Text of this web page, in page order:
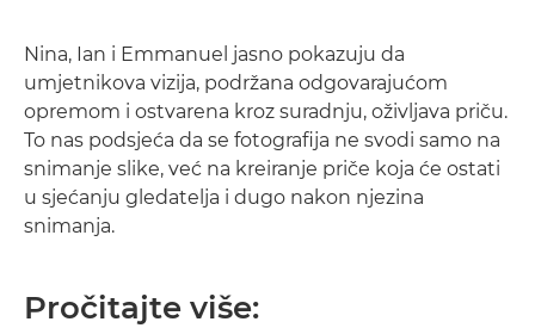
Nina, Ian i Emmanuel jasno pokazuju da
umjetnikova vizija, podržana odgovarajućom
opremom i ostvarena kroz suradnju, oživljava priču.
To nas podsjeća da se fotografija ne svodi samo na
snimanje slike, već na kreiranje priče koja će ostati
u sjećanju gledatelja i dugo nakon njezina
snimanja.
Pročitajte više: